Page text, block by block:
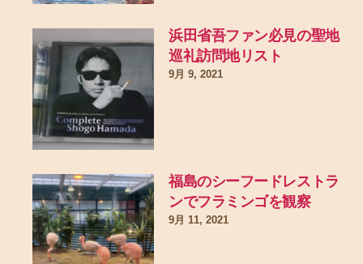
浜田省吾ファン必見の聖地
巡礼訪問地リスト
9月 9, 2021
福島のシーフードレストラ
ンでフラミンゴを観察
9月 11, 2021